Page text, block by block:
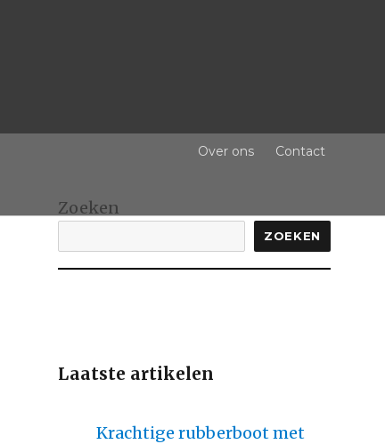
Over ons Contact
Zoeken
ZOEKEN
Laatste artikelen
Krachtige rubberboot met